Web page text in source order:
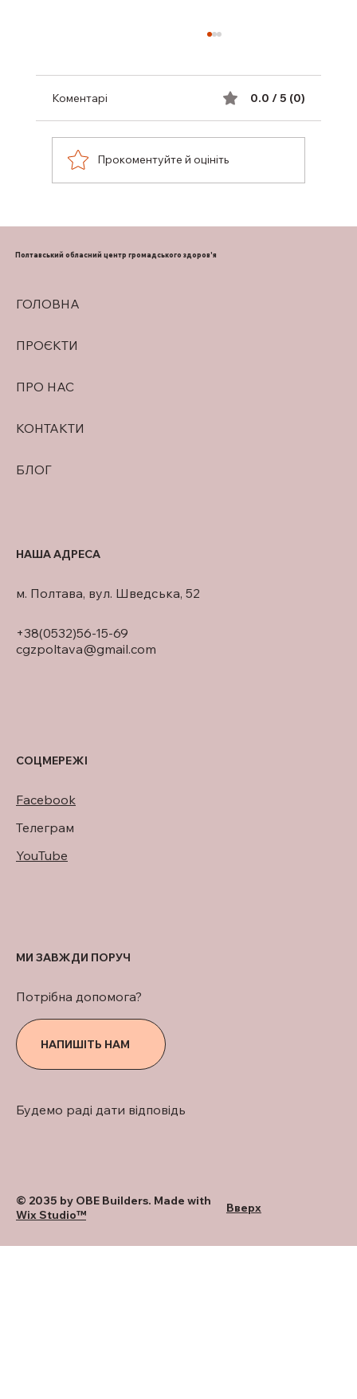
Коментарі 0.0 / 5 (0)
Прокоментуйте й оцініть
ГОЛОВНА
ПРОЄКТИ
ПРО НАС
КОНТАКТИ
БЛОГ
Полтавський обласний центр громадського здоров'я
+38(0532)56-15-69
cgzpoltava@gmail.com
м. Полтава, вул. Шведська, 52
НАША АДРЕСА
СОЦМЕРЕЖІ
Facebook
Телеграм
YouTube
Будемо раді дати відповідь
НАПИШІТЬ НАМ
Потрібна допомога?
МИ ЗАВЖДИ ПОРУЧ
© 2035 by OBE Builders. Made with
Wix Studio™
Вверх